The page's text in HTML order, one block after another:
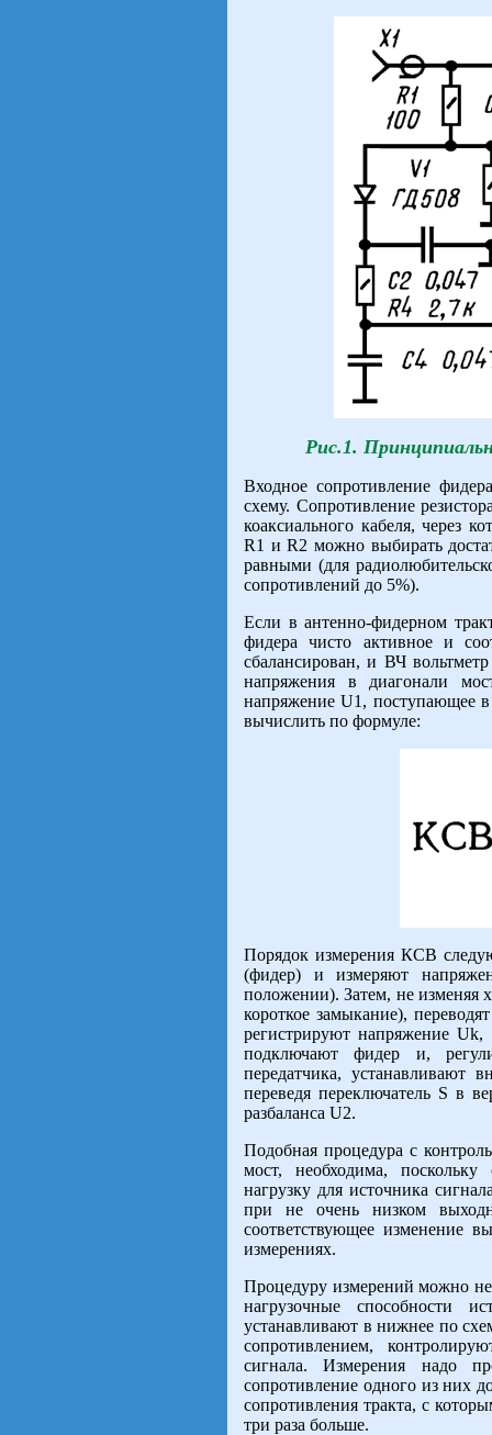
Рис.1.
Входное сопротивление
схему. Сопротивление
коаксиального кабеля, через
R1 и R2 можно выбирать
равными (для
сопротивлений до 5%).
Если в антенно-фидерном
фидера чисто активное и
сбалансирован, и ВЧ
напряжения в диагонали
напряжение U1, поступающее
вычислить по формуле:
Порядок измерения КСВ
(фидер) и измеряют
положении). Затем, не изменяя
короткое замыкание),
регистрируют напряжение Uk,
подключают фидер и,
передатчика,
переведя переключатель S в
разбаланса U2.
Подобная процедура с
мост, необходима,
нагрузку для источника
при не очень низком
соответствующее изменение
измерениях.
Процедуру измерений можно
нагрузочные способности
устанавливают в нижнее по
сопротивлением,
сигнала. Измерения надо
сопротивление одного из них
сопротивления тракта, с
три раза больше.